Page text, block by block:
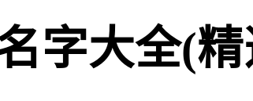
字大全(精